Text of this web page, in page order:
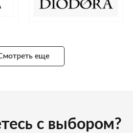
еще
с выбором?